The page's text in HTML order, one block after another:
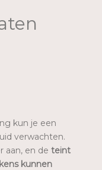
kun je een
verwachten.
aan, en de teint
kunnen